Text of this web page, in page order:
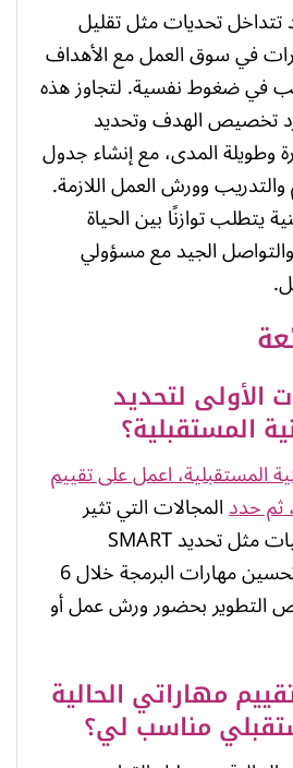
تحديات مثل تقليل
في سوق العمل مع الأهداف
في ضغوط نفسية. لتجاوز هذه
تخصيص الهدف وتحديد
وطويلة المدى، مع إنشاء جدول
والتدريب وورش العمل اللازمة.
يتطلب توازنًا بين الحياة
الجيد مع مسؤولي
لتحديد
المستقبلية؟
المستقبلية، اعمل على تقييم
ثم حددالمجالات التي تثير
شغفك. استخدم تقنيات مثل تحديد SMART
للأهداف، مثل “أريد تحسين مهارات البرمجة خلال 6
التطوير بحضور ورش عمل أو
مهاراتي الحالية
مناسب لي؟